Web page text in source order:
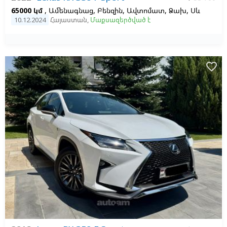
65000 կմ , Ամենագնաց, Բենզին, Ավտոմատ, Ձախ, Սև
10.12.2024 Հայաստան, Մաքսազերծված է
favorite_border